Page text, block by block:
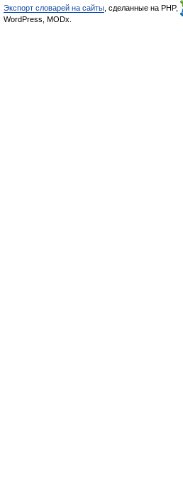
Экспорт словарей на сайты , сделанные на PHP,
WordPress, MODx.